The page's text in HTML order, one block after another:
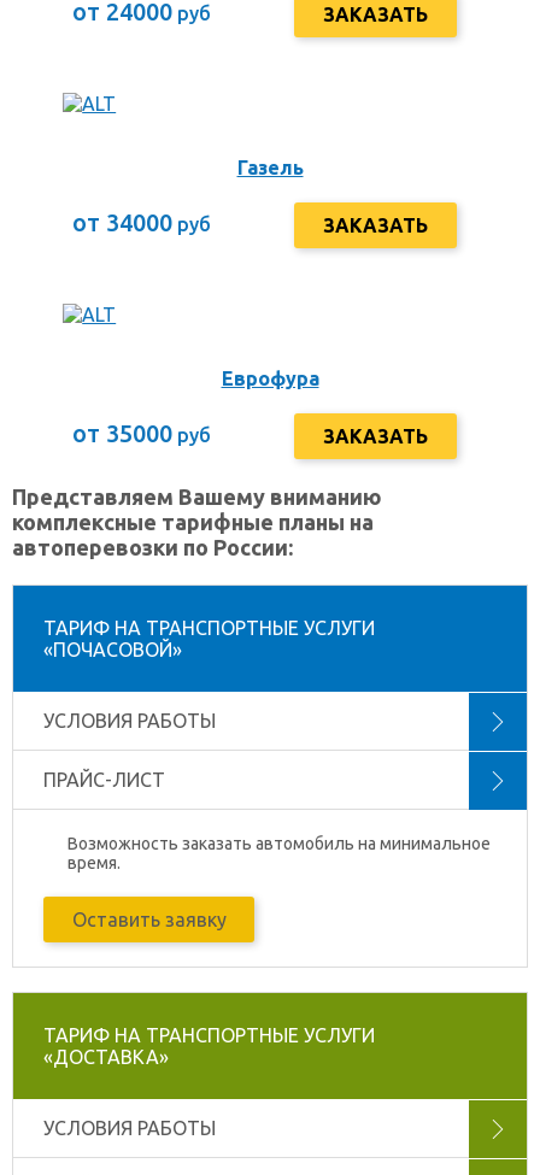
от 24000руб ЗАКАЗАТЬ
Газель
от 34000руб ЗАКАЗАТЬ
Еврофура
от 35000руб ЗАКАЗАТЬ
Представляем Вашему вниманию
комплексные тарифные планы на
автоперевозки по России:
ТАРИФ НА ТРАНСПОРТНЫЕ УСЛУГИ
«ПОЧАСОВОЙ»
УСЛОВИЯ РАБОТЫ
ПРАЙС-ЛИСТ
Возможность заказать автомобиль на минимальное
время.
Оставить заявку
ТАРИФ НА ТРАНСПОРТНЫЕ УСЛУГИ
«ДОСТАВКА»
УСЛОВИЯ РАБОТЫ